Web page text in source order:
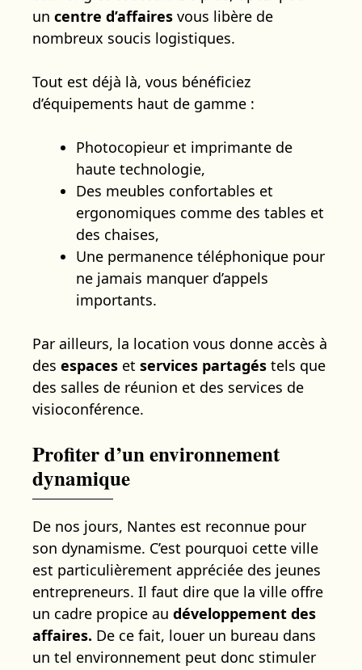
un centre d’affaires vous libère de
nombreux soucis logistiques.
Tout est déjà là, vous bénéficiez
d’équipements haut de gamme :
Photocopieur et imprimante de
haute technologie,
Des meubles confortables et
ergonomiques comme des tables et
des chaises,
Une permanence téléphonique pour
ne jamais manquer d’appels
importants.
Par ailleurs, la location vous donne accès à
des espaces et services partagés tels que
des salles de réunion et des services de
visioconférence.
Profiter d’un environnement
dynamique
De nos jours, Nantes est reconnue pour
son dynamisme. C’est pourquoi cette ville
est particulièrement appréciée des jeunes
entrepreneurs. Il faut dire que la ville offre
un cadre propice au développement des
affaires. De ce fait, louer un bureau dans
un tel environnement peut donc stimuler